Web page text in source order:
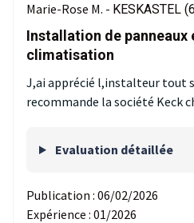
Marie-Rose M. - KESKASTEL
Installation de panneaux
climatisation
J,ai apprécié l,instalteur tout
recommande la société Keck
Evaluation détaillée
Publication : 06/02/2026
Expérience : 01/2026